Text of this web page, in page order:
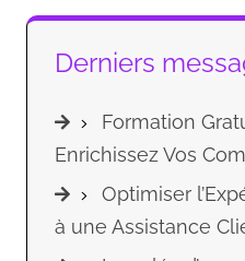
Derniers
Formation
Enrichissez Vos
Optimiser
à une Assistance